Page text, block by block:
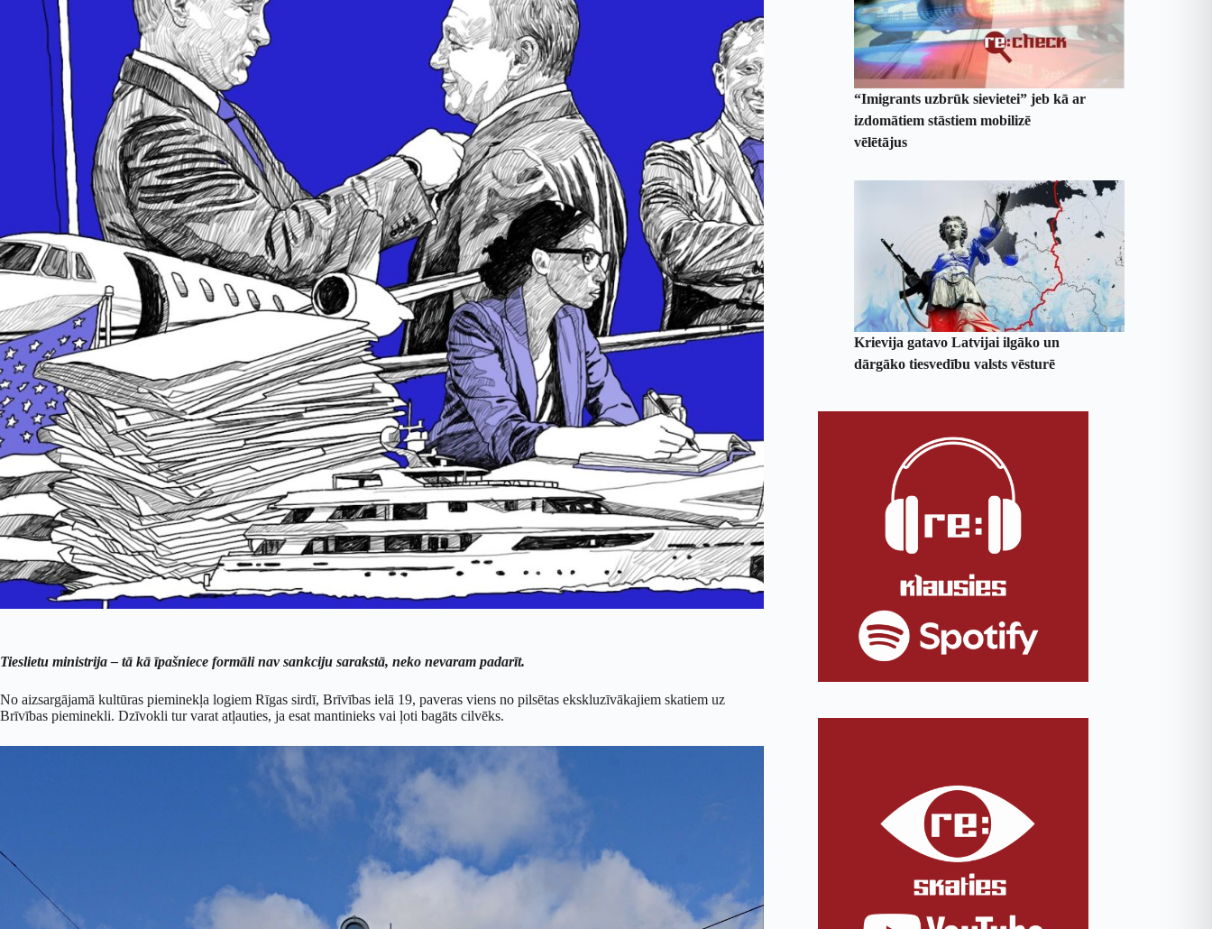
Tieslietu ministrija – tā kā īpašniece formāli nav sankciju sarakstā, neko nevaram padarīt.
No aizsargājamā kultūras pieminekļa logiem Rīgas sirdī, Brīvības ielā 19, paveras viens no pilsētas ekskluzīvākajiem skatiem uz
Brīvības pieminekli. Dzīvokli tur varat atļauties, ja esat mantinieks vai ļoti bagāts cilvēks.
“Imigrants uzbrūk sievietei” jeb kā ar
izdomātiem stāstiem mobilizē
vēlētājus
Krievija gatavo Latvijai ilgāko un
dārgāko tiesvedību valsts vēsturē